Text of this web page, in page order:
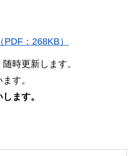
：268KB）
時更新します。
す。
ます。